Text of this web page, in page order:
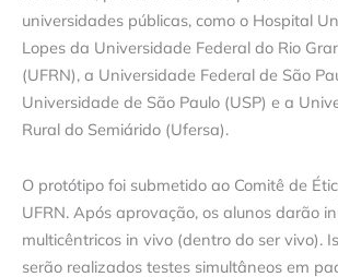
universidades públicas, como o Hospital
Lopes da Universidade Federal do Rio
(UFRN), a Universidade Federal de São
Universidade de São Paulo (USP) e a
Rural do Semiárido (Ufersa).
O protótipo foi submetido ao Comitê de
UFRN. Após aprovação, os alunos darão
multicêntricos in vivo (dentro do ser vivo).
serão realizados testes simultâneos em